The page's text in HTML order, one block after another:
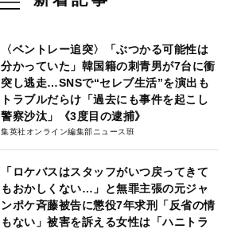
〈ベントレー追突〉「ぶつかる可能性は
分かっていた」韓国籍の刺青男が7台に衝
突し逃走…SNSで“セレブ生活”を演出も
トラブルだらけ「過去にも事件を起こし
警察沙汰」《3度目の逮捕》
集英社オンライン編集部ニュース班
「ロケバスはスタッフがいつ戻ってきて
もおかしくない…」と無罪主張の元ジャ
ンポケ斉藤被告に懲役7年求刑「反省の情
もない」被害を訴える女性は「ハニトラ